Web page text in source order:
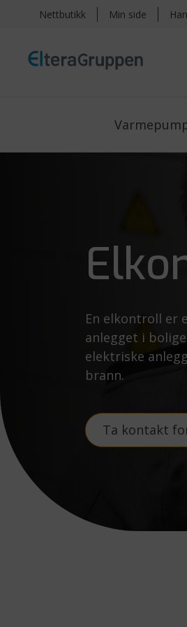
Nettbutikk Min side
En elkontroll er
anlegget i
elektriske
brann.
Ta kontakt